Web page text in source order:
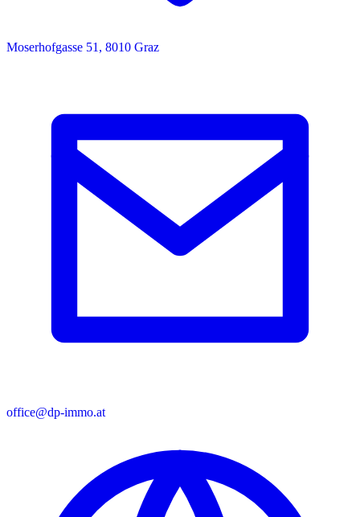
Moserhofgasse 51, 8010 Graz
office@dp-immo.at